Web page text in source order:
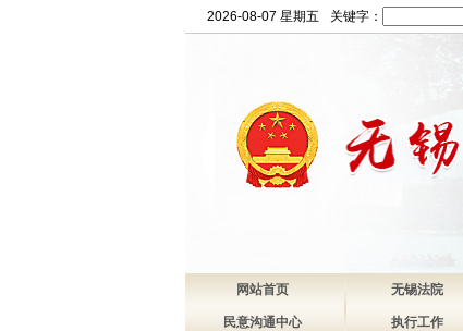
2026-08-07 星期五 关键字：
网站首页 无锡法院
民意沟通中心 执行工作